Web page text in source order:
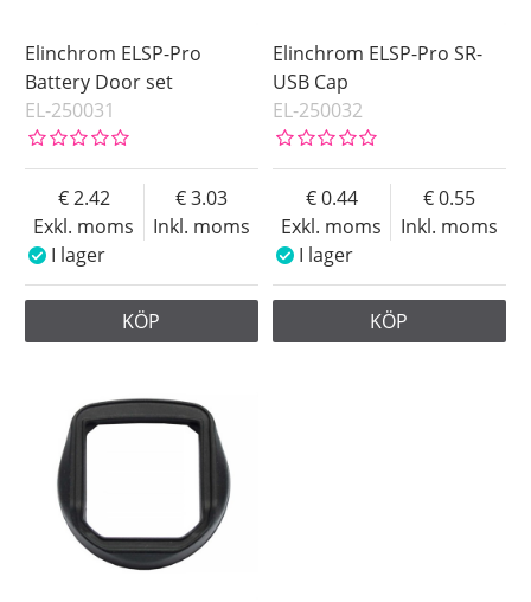
Elinchrom ELSP-Pro
Battery Door set
EL-250031
Exkl. moms
2.42
Inkl. moms
3.03
I lager
KÖP
Elinchrom ELSP-Pro SR-
USB Cap
EL-250032
Exkl. moms
0.44
Inkl. moms
0.55
I lager
KÖP